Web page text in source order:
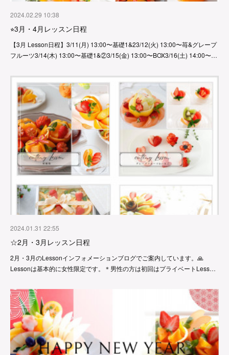
2024.02.29 10:38
⭐︎3月・4月レッスン日程
【3月 Lesson日程】3/11(月) 13:00〜基礎1&23/12(火) 13:00〜苺&グレープ
フルーツ3/14(木) 13:00〜基礎1&②3/15(金) 13:00〜BOX3/16(土) 14:00〜…
2024.01.31 22:55
☆2月・3月レッスン日程
2月・3月のLessonインフォメーションブログでご案内しています。🙏
Lessonは基本的に女性限定です。＊男性の方は初回はプライベートLess…